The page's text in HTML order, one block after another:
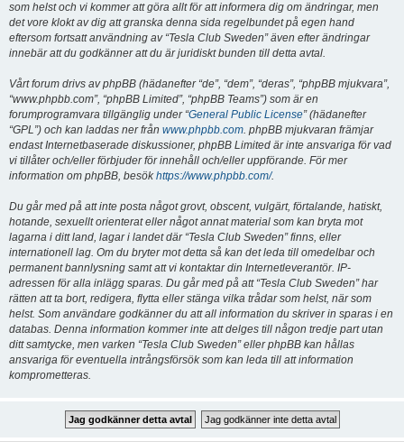
som helst och vi kommer att göra allt för att informera dig om ändringar, men
det vore klokt av dig att granska denna sida regelbundet på egen hand
eftersom fortsatt användning av “Tesla Club Sweden” även efter ändringar
innebär att du godkänner att du är juridiskt bunden till detta avtal.
Vårt forum drivs av phpBB (hädanefter “de”, “dem”, “deras”, “phpBB mjukvara”,
“www.phpbb.com”, “phpBB Limited”, “phpBB Teams”) som är en
forumprogramvara tillgänglig under “General Public License” (hädanefter
“GPL”) och kan laddas ner från www.phpbb.com. phpBB mjukvaran främjar
endast Internetbaserade diskussioner, phpBB Limited är inte ansvariga för vad
vi tillåter och/eller förbjuder för innehåll och/eller uppförande. För mer
information om phpBB, besökhttps://www.phpbb.com/.
Du går med på att inte posta något grovt, obscent, vulgärt, förtalande, hatiskt,
hotande, sexuellt orienterat eller något annat material som kan bryta mot
lagarna i ditt land, lagar i landet där “Tesla Club Sweden” finns, eller
internationell lag. Om du bryter mot detta så kan det leda till omedelbar och
permanent bannlysning samt att vi kontaktar din Internetleverantör. IP-
adressen för alla inlägg sparas. Du går med på att “Tesla Club Sweden” har
rätten att ta bort, redigera, flytta eller stänga vilka trådar som helst, när som
helst. Som användare godkänner du att all information du skriver in sparas i en
databas. Denna information kommer inte att delges till någon tredje part utan
ditt samtycke, men varken “Tesla Club Sweden” eller phpBB kan hållas
ansvariga för eventuella intrångsförsök som kan leda till att information
komprometteras.